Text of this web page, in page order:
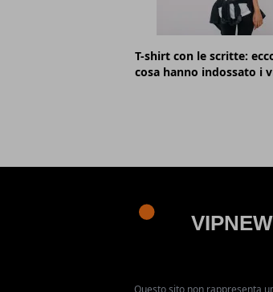
T-shirt con le scritte:
cosa hanno indossato i
Questo sito non rappresenta